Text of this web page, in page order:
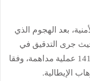
بعد الهجوم الذي
جرى التدقيق في
أوضاع 4432 شخصا، وشنت الشرطة 141 عملية مداهمة، وفقا
الإيطالية.